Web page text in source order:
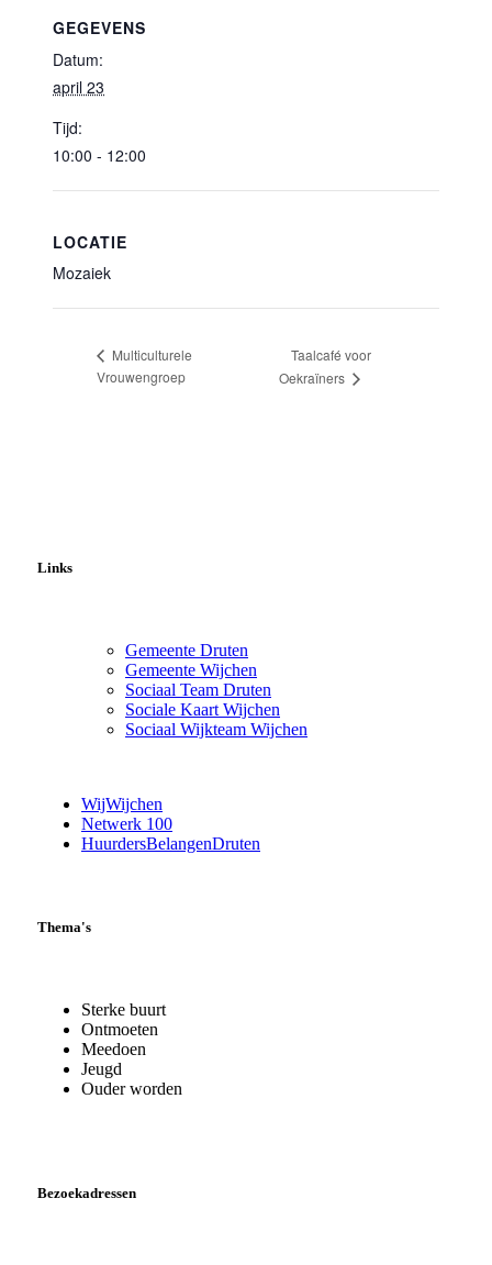
GEGEVENS
Datum:
april 23
Tijd:
10:00 - 12:00
LOCATIE
Mozaiek
Multiculturele
Vrouwengroep
Taalcafé voor
Oekraïners
Links
Gemeente Druten
Gemeente Wijchen
Sociaal Team Druten
Sociale Kaart Wijchen
Sociaal Wijkteam Wijchen
WijWijchen
Netwerk 100
HuurdersBelangenDruten
Thema's
Sterke buurt
Ontmoeten
Meedoen
Jeugd
Ouder worden
Bezoekadressen